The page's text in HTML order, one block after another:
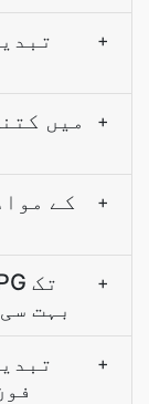
+
+
+
بہت
+
+